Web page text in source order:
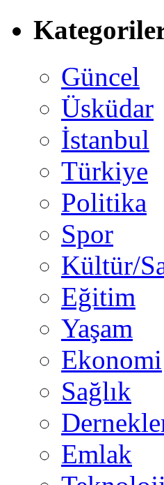
Güncel
Üsküdar
İstanbul
Türkiye
Politika
Spor
Kültür/
Eğitim
Yaşam
Ekonomi
Sağlık
Emlak